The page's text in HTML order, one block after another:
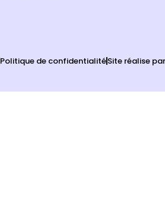
Politique de confidentialitéSite réalise par